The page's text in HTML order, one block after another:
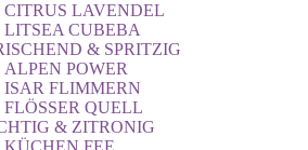
CITRUS LAVENDEL
LITSEA CUBEBA
& SPRITZIG
ALPEN POWER
ISAR FLIMMERN
FLÖSSER QUELL
& ZITRONIG
KÜCHEN FEE